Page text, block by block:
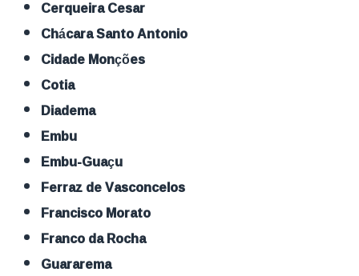
Cerqueira Cesar
Chácara Santo Antonio
Cidade Monções
Cotia
Diadema
Embu
Embu-Guaçu
Ferraz de Vasconcelos
Francisco Morato
Franco da Rocha
Guararema